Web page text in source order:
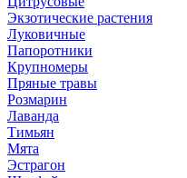
Экзотические растения
Луковичные
Папоротники
Крупномеры
Пряные травы
Розмарин
Лаванда
Тимьян
Мята
Эстрагон